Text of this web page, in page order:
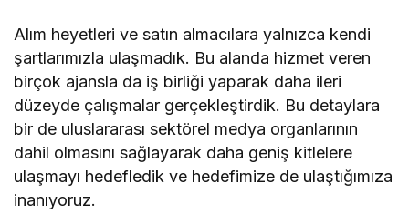
Alım heyetleri ve satın almacılara yalnızca kendi
şartlarımızla ulaşmadık. Bu alanda hizmet veren
birçok ajansla da iş birliği yaparak daha ileri
düzeyde çalışmalar gerçekleştirdik. Bu detaylara
bir de uluslararası sektörel medya organlarının
dahil olmasını sağlayarak daha geniş kitlelere
ulaşmayı hedefledik ve hedefimize de ulaştığımıza
inanıyoruz.